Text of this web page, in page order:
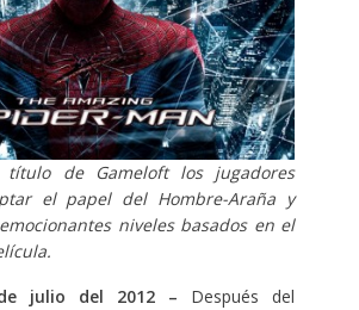
de Gameloft los jugadores
el papel del Hombre-Araña y
niveles basados en el
julio del 2012 – Después del